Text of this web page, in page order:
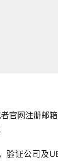
官网注册邮
验证公司及